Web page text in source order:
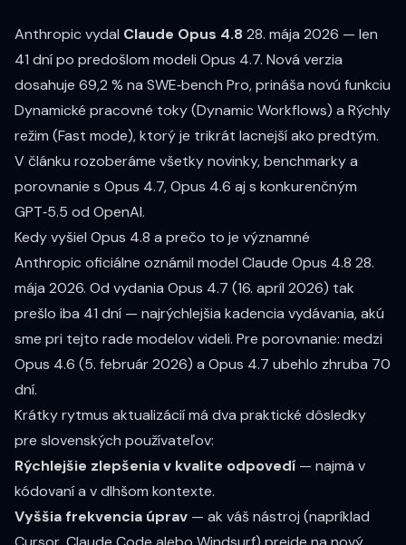
Anthropic vydal Claude Opus 4.828. mája 2026 — len
41 dní po predošlom modeli Opus 4.7. Nová verzia
dosahuje 69,2 % na SWE‑bench Pro, prináša novú funkciu
Dynamické pracovné toky (Dynamic Workflows) a Rýchly
režim (Fast mode), ktorý je trikrát lacnejšíako predtým.
V článku rozoberáme všetky novinky, benchmarky a
porovnanie s Opus 4.7, Opus 4.6 aj s konkurenčným
GPT‑5.5 od OpenAI.
Kedy vyšiel Opus 4.8 a prečo to je významné
Anthropic oficiálne oznámil model Claude Opus 4.8 28.
mája 2026. Od vydania Opus 4.7 (16. apríl 2026) tak
prešlo iba 41 dní — najrýchlejšia kadencia vydávania, akú
sme pri tejto rade modelov videli. Pre porovnanie: medzi
Opus 4.6 (5. február 2026) a Opus 4.7 ubehlo zhruba 70
dní.
Krátky rytmus aktualizácií má dva praktické dôsledky
pre slovenských používateľov:
Rýchlejšie zlepšenia v kvalite odpovedí — najmä v
kódovaní a v dlhšom kontexte.
Vyššia frekvencia úprav — ak váš nástroj (napríklad